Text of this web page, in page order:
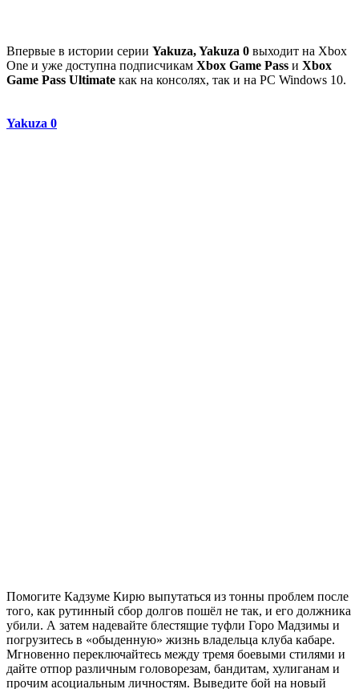
Впервые в истории серии Yakuza, Yakuza 0 выходит на Xbox
One и уже доступна подписчикам Xbox Game Pass и Xbox
Game Pass Ultimate как на консолях, так и на PC Windows 10.
Yakuza 0
Помогите Кадзуме Кирю выпутаться из тонны проблем после
того, как рутинный сбор долгов пошёл не так, и его должника
убили. А затем надевайте блестящие туфли Горо Мадзимы и
погрузитесь в «обыденную» жизнь владельца клуба кабаре.
Мгновенно переключайтесь между тремя боевыми стилями и
дайте отпор различным головорезам, бандитам, хулиганам и
прочим асоциальным личностям. Выведите бой на новый